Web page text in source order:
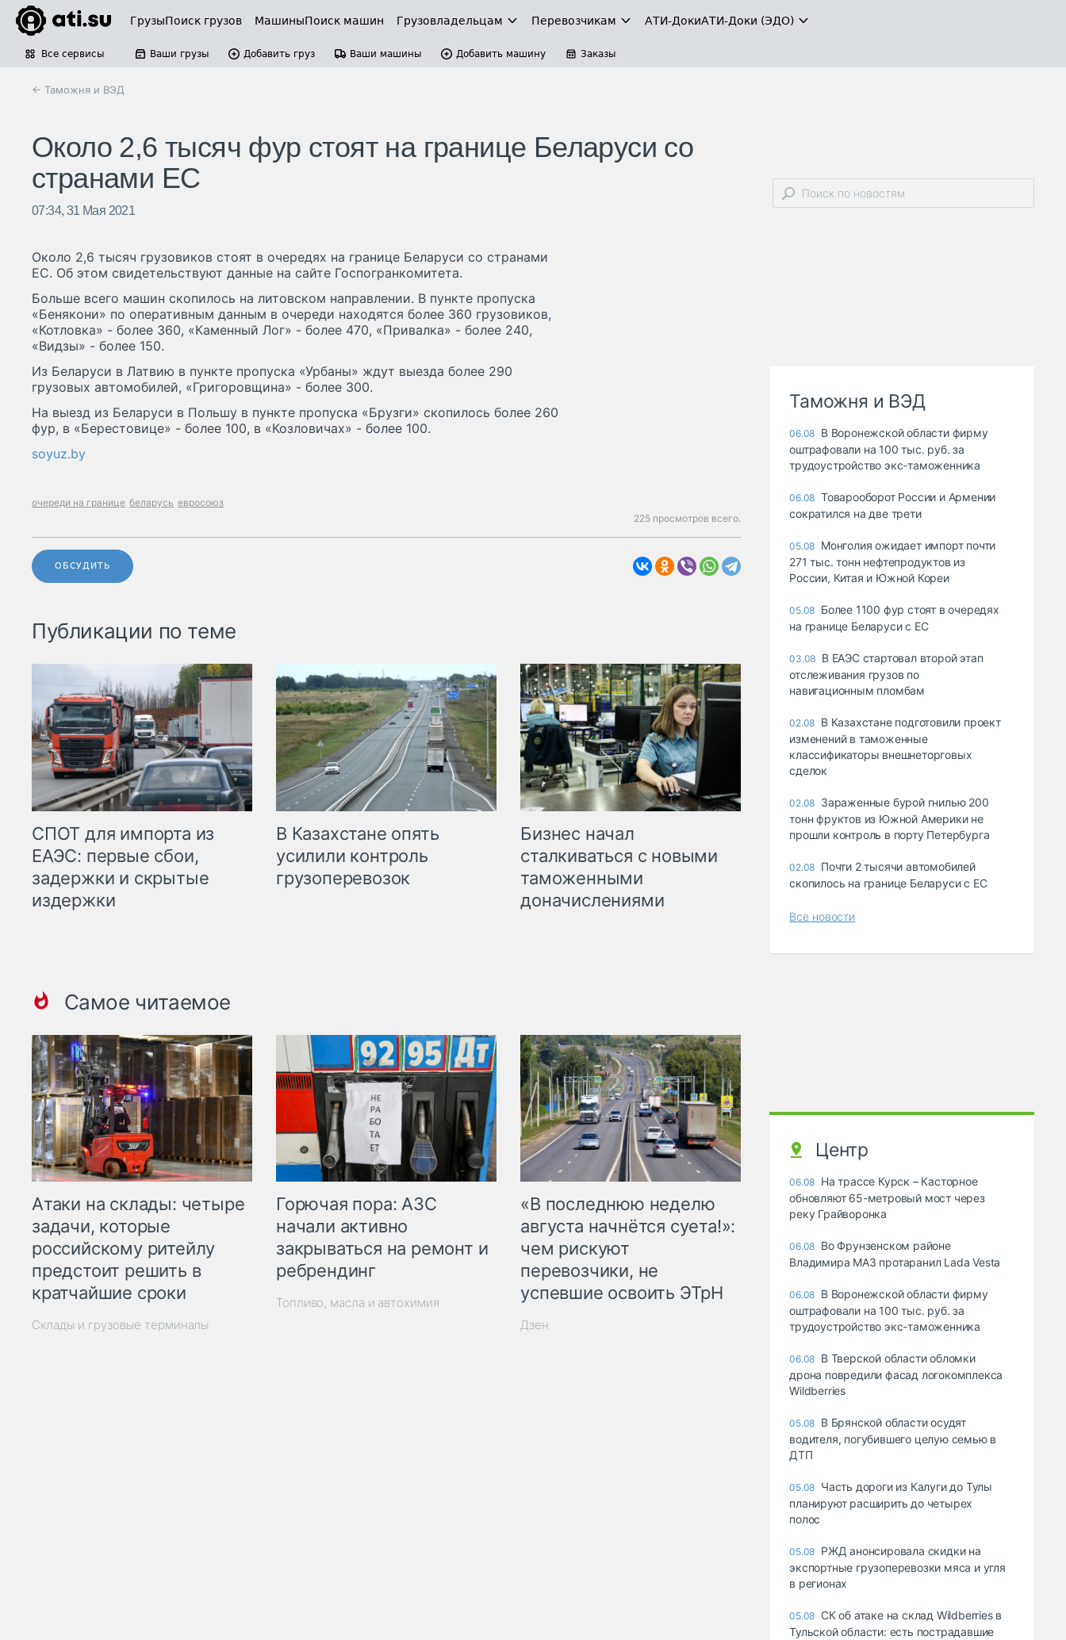
ГрузыПоиск грузов МашиныПоиск машин Грузовладельцам Перевозчикам АТИ-ДокиАТИ-Доки (ЭДО)
Все сервисы Ваши грузы Добавить груз Ваши машины Добавить машину Заказы
← Таможня и ВЭД
Около 2,6 тысяч фур стоят на границе Беларуси со
странами ЕС
07:34, 31 Мая 2021
Около 2,6 тысяч грузовиков стоят в очередях на границе Беларуси со странами
ЕС. Об этом свидетельствуют данные на сайте Госпогранкомитета.
Больше всего машин скопилось на литовском направлении. В пункте пропуска
«Бенякони» по оперативным данным в очереди находятся более 360 грузовиков,
«Котловка» - более 360, «Каменный Лог» - более 470, «Привалка» - более 240,
«Видзы» - более 150.
Из Беларуси в Латвию в пункте пропуска «Урбаны» ждут выезда более 290
грузовых автомобилей, «Григоровщина» - более 300.
На выезд из Беларуси в Польшу в пункте пропуска «Брузги» скопилось более 260
фур, в «Берестовице» - более 100, в «Козловичах» - более 100.
soyuz.by
очереди на границе беларусь евросоюз
225 просмотров всего.
ОБСУДИТЬ
Публикации по теме
СПОТ для импорта из
ЕАЭС: первые сбои,
задержки и скрытые
издержки
В Казахстане опять
усилили контроль
грузоперевозок
Бизнес начал
сталкиваться с новыми
таможенными
доначислениями
Самое читаемое
Атаки на склады: четыре
задачи, которые
российскому ритейлу
предстоит решить в
кратчайшие сроки
Склады и грузовые терминалы
Горючая пора: АЗС
начали активно
закрываться на ремонт и
ребрендинг
Топливо, масла и автохимия
«В последнюю неделю
августа начнётся суета!»:
чем рискуют
перевозчики, не
успевшие освоить ЭТрН
Дзен
Таможня и ВЭД
06.08 В Воронежской области фирму
оштрафовали на 100 тыс. руб. за
трудоустройство экс-таможенника
06.08 Товарооборот России и Армении
сократился на две трети
05.08 Монголия ожидает импорт почти
271 тыс. тонн нефтепродуктов из
России, Китая и Южной Кореи
05.08 Более 1100 фур стоят в очередях
на границе Беларуси с ЕС
03.08 В ЕАЭС стартовал второй этап
отслеживания грузов по
навигационным пломбам
02.08 В Казахстане подготовили проект
изменений в таможенные
классификаторы внешнеторговых
сделок
02.08 Зараженные бурой гнилью 200
тонн фруктов из Южной Америки не
прошли контроль в порту Петербурга
02.08 Почти 2 тысячи автомобилей
скопилось на границе Беларуси с ЕС
Все новости
Центр
06.08 На трассе Курск – Касторное
обновляют 65-метровый мост через
реку Грайворонка
06.08 Во Фрунзенском районе
Владимира МАЗ протаранил Lada Vesta
06.08 В Воронежской области фирму
оштрафовали на 100 тыс. руб. за
трудоустройство экс-таможенника
06.08 В Тверской области обломки
дрона повредили фасад логокомплекса
Wildberries
05.08 В Брянской области осудят
водителя, погубившего целую семью в
ДТП
05.08 Часть дороги из Калуги до Тулы
планируют расширить до четырех
полос
05.08 РЖД анонсировала скидки на
экспортные грузоперевозки мяса и угля
в регионах
05.08 СК об атаке на склад Wildberries в
Тульской области: есть пострадавшие